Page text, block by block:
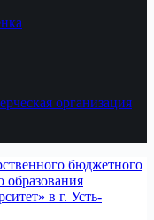
организация